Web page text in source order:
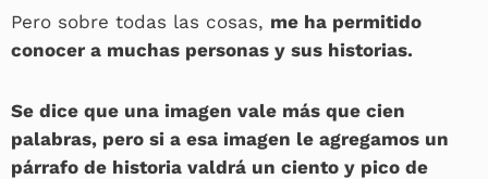
Pero sobre todas las cosas, me ha permitido
conocer a muchas personas y sus historias.
Se dice que una imagen vale más que cien
palabras, pero si a esa imagen le agregamos un
párrafo de historia valdrá un ciento y pico de